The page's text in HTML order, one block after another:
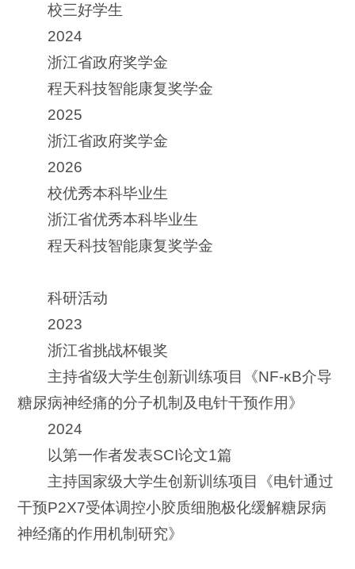
校三好学生
2024
浙江省政府奖学金
程天科技智能康复奖学金
2025
浙江省政府奖学金
2026
校优秀本科毕业生
浙江省优秀本科毕业生
程天科技智能康复奖学金
科研活动
2023
浙江省挑战杯银奖
主持省级大学生创新训练项目《NF-κB介导
糖尿病神经痛的分子机制及电针干预作用》
2024
以第一作者发表SCI论文1篇
主持国家级大学生创新训练项目《电针通过
干预P2X7受体调控小胶质细胞极化缓解糖尿病
神经痛的作用机制研究》